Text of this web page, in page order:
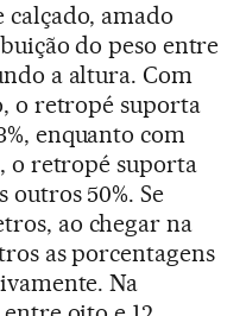
amado
do peso entre
a altura. Com
o retropé suporta
enquanto com
o retropé suporta
outros 50%. Se
ao chegar na
as porcentagens
Na